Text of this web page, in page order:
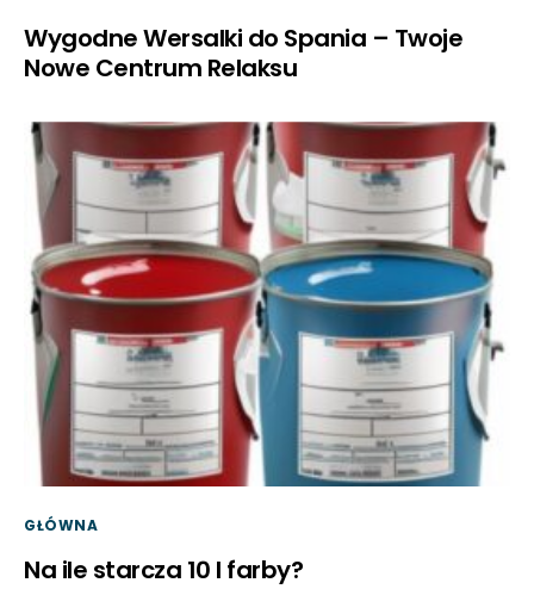
Wygodne Wersalki do Spania – Twoje
Nowe Centrum Relaksu
GŁÓWNA
Na ile starcza 10 l farby?